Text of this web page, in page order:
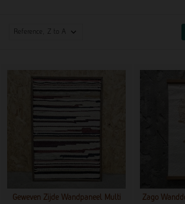
Reference, Z to A 
Geweven Zijde Wandpaneel Multi
Zago